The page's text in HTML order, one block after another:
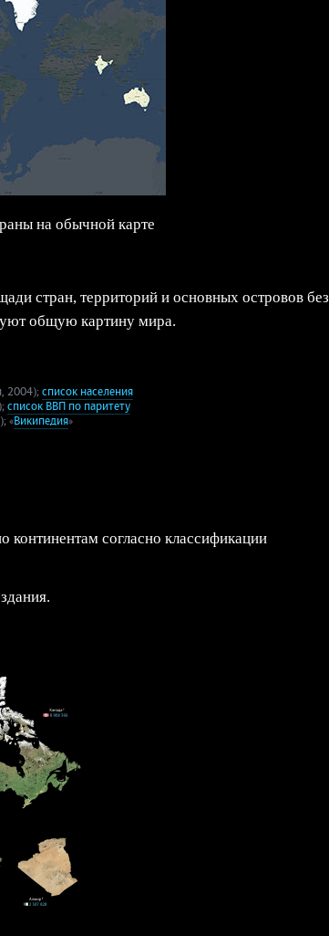
на обычной карте
стран, территорий и основных островов без
общую картину мира.
2004);список населения
список ВВП по паритету
«Википедия»
согласно классификации